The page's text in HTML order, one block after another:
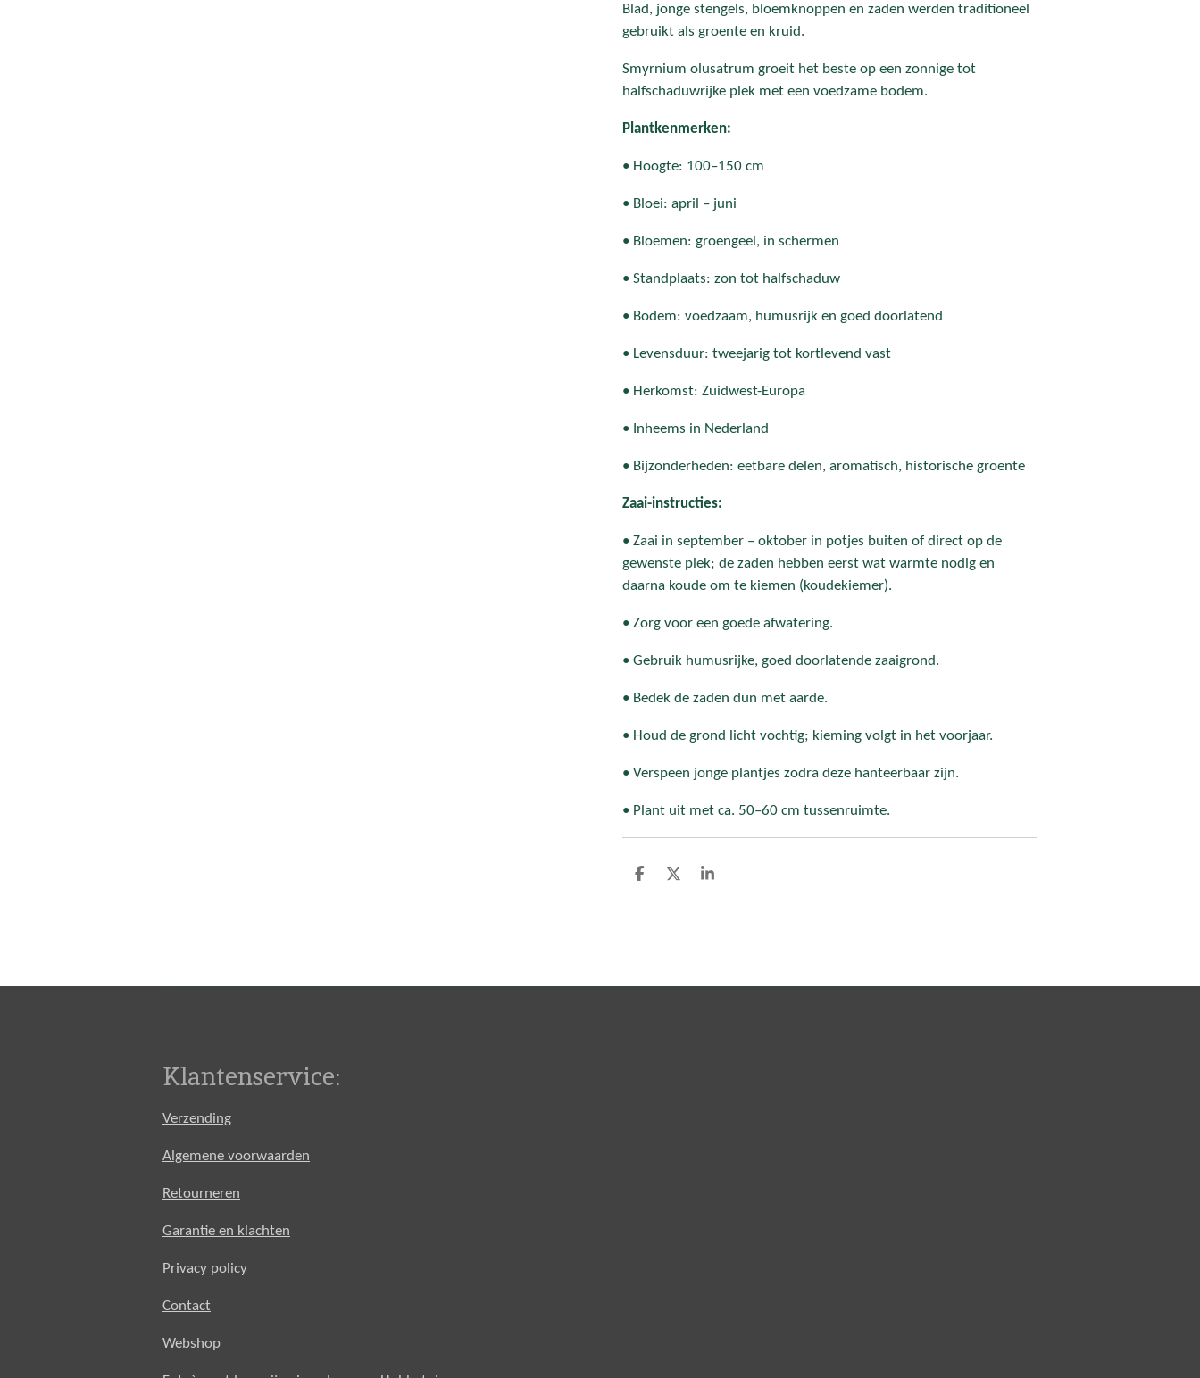
Blad, jonge stengels, bloemknoppen en zaden werden traditioneel
gebruikt als groente en kruid.
Smyrnium olusatrum groeit het beste op een zonnige tot
halfschaduwrijke plek met een voedzame bodem.
Plantkenmerken:
• Hoogte: 100–150 cm
• Bloei: april – juni
• Bloemen: groengeel, in schermen
• Standplaats: zon tot halfschaduw
• Bodem: voedzaam, humusrijk en goed doorlatend
• Levensduur: tweejarig tot kortlevend vast
• Herkomst: Zuidwest-Europa
• Inheems in Nederland
• Bijzonderheden: eetbare delen, aromatisch, historische groente
Zaai-instructies:
• Zaai in september – oktober in potjes buiten of direct op de
gewenste plek; de zaden hebben eerst wat warmte nodig en
daarna koude om te kiemen (koudekiemer).
• Zorg voor een goede afwatering.
• Gebruik humusrijke, goed doorlatende zaaigrond.
• Bedek de zaden dun met aarde.
• Houd de grond licht vochtig; kieming volgt in het voorjaar.
• Verspeen jonge plantjes zodra deze hanteerbaar zijn.
• Plant uit met ca. 50–60 cm tussenruimte.
D
D
S
Klantenservice:
Verzending
Algemene voorwaarden
Retourneren
Garantie en klachten
Privacy policy
Contact
Webshop